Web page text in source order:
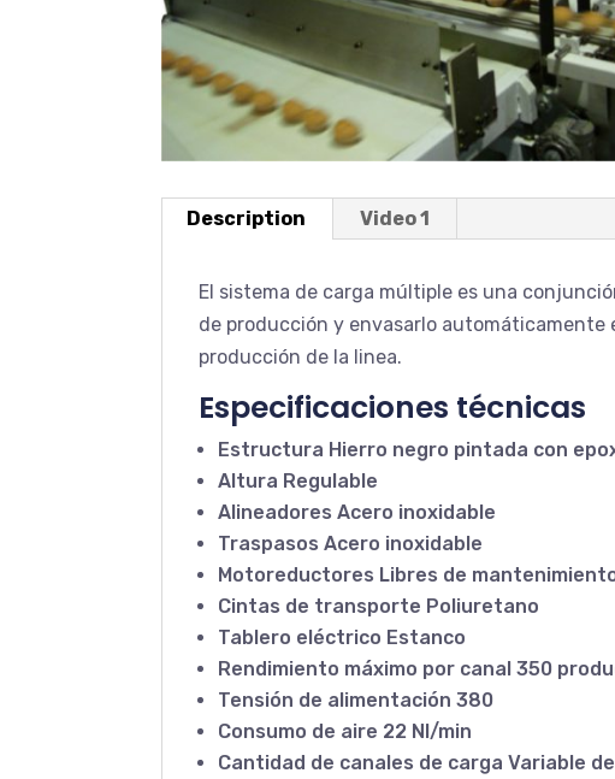
Description Video 1
El sistema de carga múltiple es una
de producción y envasarlo automáticamente
producción de la linea.
Especificaciones técnicas
Estructura Hierro negro pintada con
Altura Regulable
Alineadores Acero inoxidable
Traspasos Acero inoxidable
Motoreductores Libres de
Cintas de transporte Poliuretano
Tablero eléctrico Estanco
Rendimiento máximo por canal 350
Tensión de alimentación 380
Consumo de aire 22 Nl/min
Cantidad de canales de carga Variable